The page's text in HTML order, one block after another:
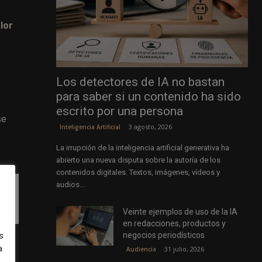
Los detectores de IA no bastan
para saber si un contenido ha sido
escrito por una persona
Inteligencia Artificial 3 agosto, 2026
La irrupción de la inteligencia artificial generativa ha
abierto una nueva disputa sobre la autoría de los
contenidos digitales. Textos, imágenes, vídeos y
audios...
Veinte ejemplos de uso de la IA
en redacciones, productos y
negocios periodísticos
Audiencia 31 julio, 2026